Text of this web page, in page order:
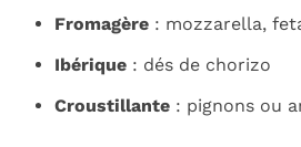
Fromagère: mozzarella,
Ibérique: dés de chorizo
Croustillante: pignons ou